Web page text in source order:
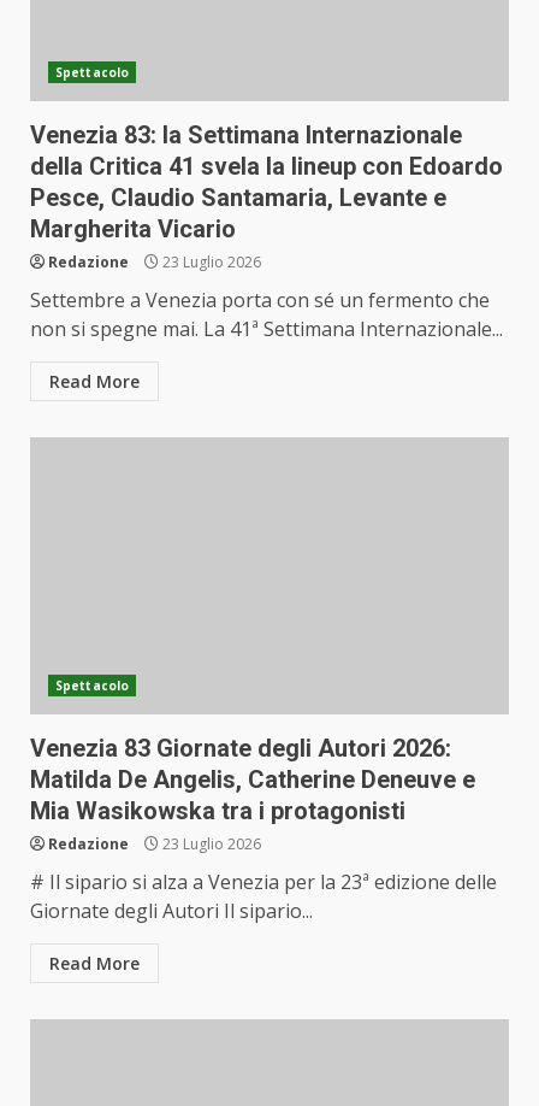
Spettacolo
Venezia 83: la Settimana Internazionale
della Critica 41 svela la lineup con Edoardo
Pesce, Claudio Santamaria, Levante e
Margherita Vicario
Redazione 23 Luglio 2026
Settembre a Venezia porta con sé un fermento che
non si spegne mai. La 41ª Settimana Internazionale...
Read More
Spettacolo
Venezia 83 Giornate degli Autori 2026:
Matilda De Angelis, Catherine Deneuve e
Mia Wasikowska tra i protagonisti
Redazione 23 Luglio 2026
# Il sipario si alza a Venezia per la 23ª edizione delle
Giornate degli Autori Il sipario...
Read More